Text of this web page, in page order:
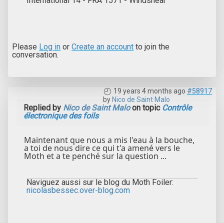
Please Log in or Create an account to join the
conversation.
19 years 4 months ago #58917
by Nico de Saint Malo
Replied by Nico de Saint Maloon topic Contrôle
électronique des foils
Maintenant que nous a mis l'eau à la bouche,
a toi de nous dire ce qui t'a amené vers le
Moth et a te penché sur la question ...
Naviguez aussi sur le blog du Moth Foiler:
nicolasbessec.over-blog.com